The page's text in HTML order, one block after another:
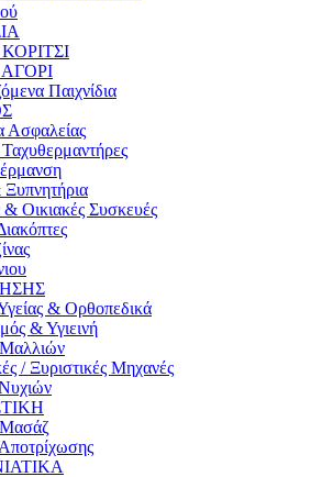
ΑΓΟΡΙ
Παιχνίδια
Ασφαλείας
Οικιακές Συσκευές
& Ορθοπεδικά
& Υγιεινή
/ Ξυριστικές Μηχανές